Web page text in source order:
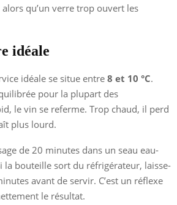
qu’un verre trop ouvert les
idéale
idéale se situe entre 8 et 10 °C.
pour la plupart des
le vin se referme. Trop chaud, il perd
plus lourd.
de 20 minutes dans un seau eau-
la bouteille sort du réfrigérateur, laisse-
avant de servir. C’est un réflexe
le résultat.